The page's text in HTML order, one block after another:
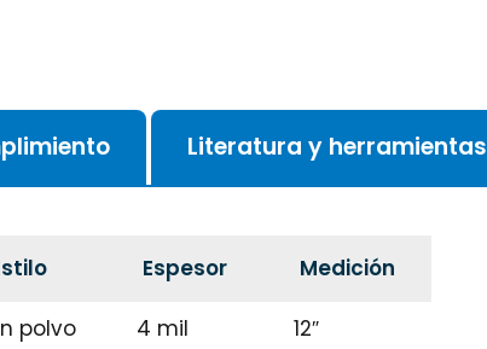
Literatura y herramientas
Espesor Medición
polvo 4 mil
12″